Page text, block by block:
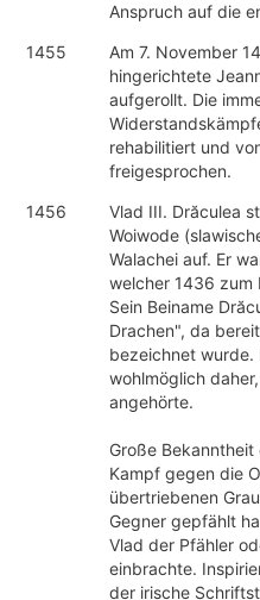
Anspruch auf die
1455
Am 7. November
hingerichtete
aufgerollt. Die
rehabilitiert und
freigesprochen.
1456
Vlad III. Drăculea
Woiwode
Walachei auf. Er
welcher 1436 zum
Sein Beiname
Drachen", da
bezeichnet wurde.
wohlmöglich
angehörte.
Große
Kampf gegen die
übertriebenen
Gegner gepfählt
Vlad der Pfähler
einbrachte.
der irische